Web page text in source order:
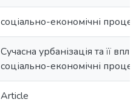
соціально-економічні
Сучасна урбанізація та її
соціально-економічні
Article